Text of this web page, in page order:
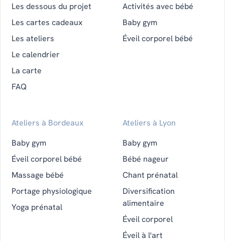
Les dessous du projet
Les cartes cadeaux
Les ateliers
Le calendrier
La carte
FAQ
Activités avec bébé
Baby gym
Éveil corporel bébé
Ateliers à Bordeaux
Baby gym
Éveil corporel bébé
Massage bébé
Portage physiologique
Yoga prénatal
Ateliers à Lyon
Baby gym
Bébé nageur
Chant prénatal
Diversification
alimentaire
Éveil corporel
Éveil à l'art